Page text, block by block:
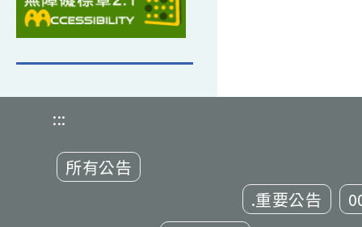
:::
所有公告
.重要公告